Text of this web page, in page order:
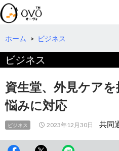
検
索
コ
テ
へ
移
動
ホーム > ビジネス
ビジネス
資生堂、外見ケアを
悩みに対応
ビジネス 2023年12月30日 共同